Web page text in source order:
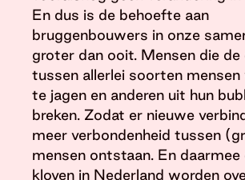
En dus is de behoefte aan
bruggenbouwers in onze
groter dan ooit. Mensen die de
tussen allerlei soorten mensen
te jagen en anderen uit hun
breken. Zodat er nieuwe
meer verbondenheid tussen
mensen ontstaan. En
kloven in Nederland worden